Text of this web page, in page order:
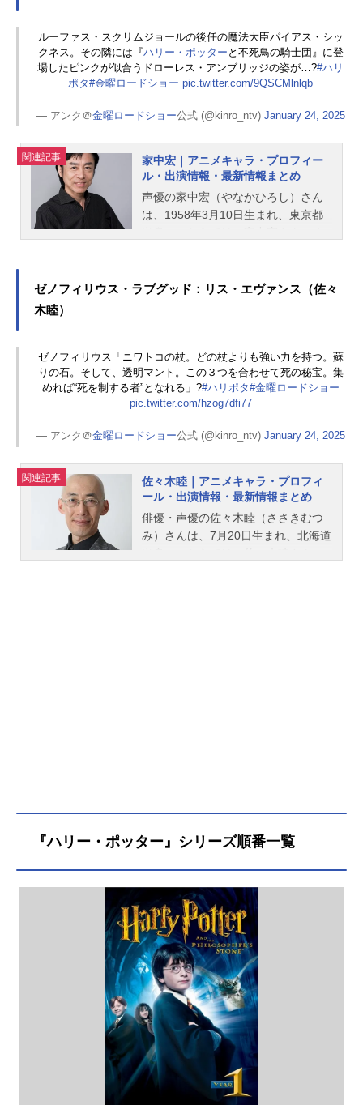
ルーファス・スクリムジョールの後任の魔法大臣パイアス・シッ
クネス。その隣には『ハリー・ポッター と不死鳥の騎士団』に登
場したピンクが似合うドローレス・アンブリッジの姿が…?#ハリ
ポタ#金曜ロードショー pic.twitter.com/9QSCMlnlqb
— アンク＠金曜ロードショー公式 (@kinro_ntv) January 24, 2025
関連記事
家中宏｜アニメキャラ・プロフィー
ル・出演情報・最新情報まとめ
声優の家中宏（やなかひろし）さん
は、1958年3月10日生まれ、東京都
ゼノフィリウス・ラブグッド：リス・エヴァンス（佐々
木睦）
ゼノフィリウス「ニワトコの杖。どの杖よりも強い力を持つ。蘇
りの石。そして、透明マント。この３つを合わせて死の秘宝。集
めれば“死を制する者”となれる」?#ハリポタ#金曜ロードショー
pic.twitter.com/hzog7dfi77
— アンク＠金曜ロードショー公式 (@kinro_ntv) January 24, 2025
関連記事
佐々木睦｜アニメキャラ・プロフィ
ール・出演情報・最新情報まとめ
俳優・声優の佐々木睦（ささきむつ
み）さんは、7月20日生まれ、北海道
『ハリー・ポッター』シリーズ順番一覧